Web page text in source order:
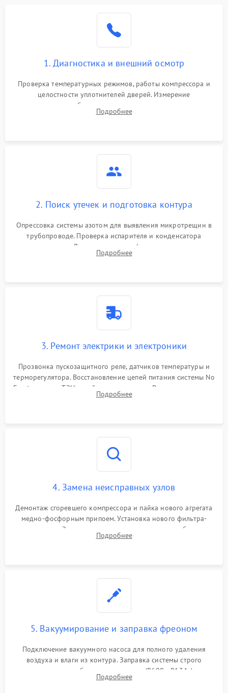
работе
2000 ₽ Подробнее →
1000 ₽
1800 ₽
1. Диагностика и внешний осмотр
Проверка температурных режимов, работы компрессора и
целостности уплотнителей дверей. Измерение
сопротивления обмоток мотора, проверка термостата и
считывание кодов ошибок с электронного дисплея.
Подробнее
2. Поиск утечек и подготовка контура
Опрессовка системы азотом для выявления микротрещин в
трубопроводе. Проверка испарителя и конденсатора
течеискателем. Демонтаж старого фильтра-осушителя и
продувка капиллярной трубки для устранения засоров.
Подробнее
3. Ремонт электрики и электроники
Прозвонка пускозащитного реле, датчиков температуры и
терморегулятора. Восстановление цепей питания системы No
Frost, включая ТЭН оттайки и вентилятор. Ремонт или замена
платы управления при сбоях алгоритмов.
Подробнее
4. Замена неисправных узлов
Демонтаж сгоревшего компрессора и пайка нового агрегата
медно-фосфорным припоем. Установка нового фильтра-
осушителя. Замена изношенных вентиляторов обдува,
сломанных заслонок или поврежденных дверных петель.
Подробнее
5. Вакуумирование и заправка фреоном
Подключение вакуумного насоса для полного удаления
воздуха и влаги из контура. Заправка системы строго
дозированным объемом хладагента (R600a, R134a) по
электронным весам. Контроль рабочего давления в системе.
Подробнее